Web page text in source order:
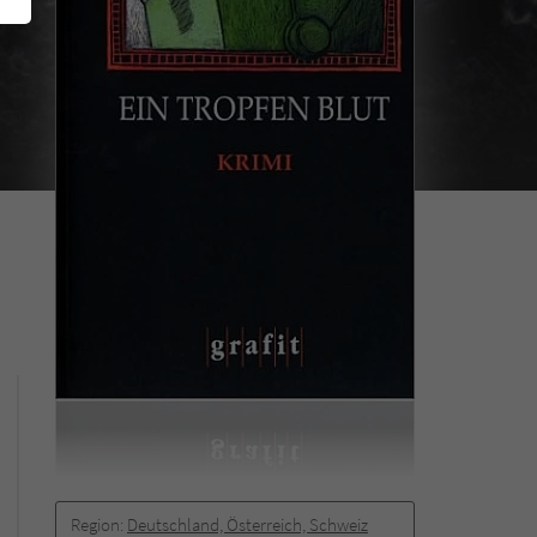
Region: Deutschland, Österreich, Schweiz